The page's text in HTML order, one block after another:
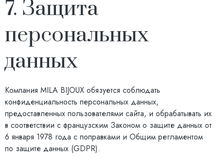
7. Защита
персональных
данных
Компания MILA BIJOUX обязуется соблюдать
конфиденциальность персональных данных,
предоставленных пользователями сайта, и обрабатывать их
в соответствии с французским Законом о защите данных от
6 января 1978 года с поправками и Общим регламентом
по защите данных (GDPR).